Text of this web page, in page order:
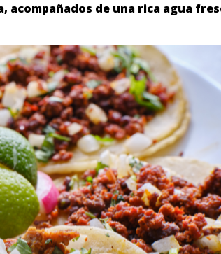
de una rica agua